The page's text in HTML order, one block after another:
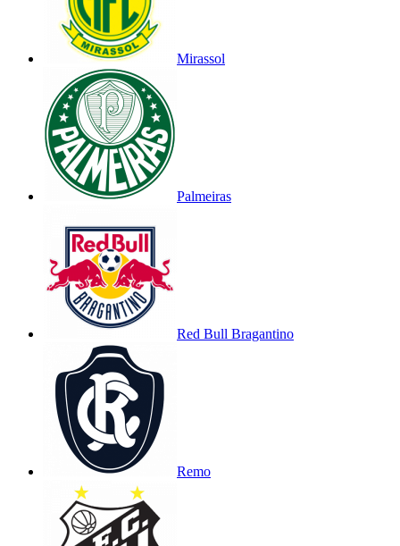
Mirassol
Palmeiras
Red Bull Bragantino
Remo